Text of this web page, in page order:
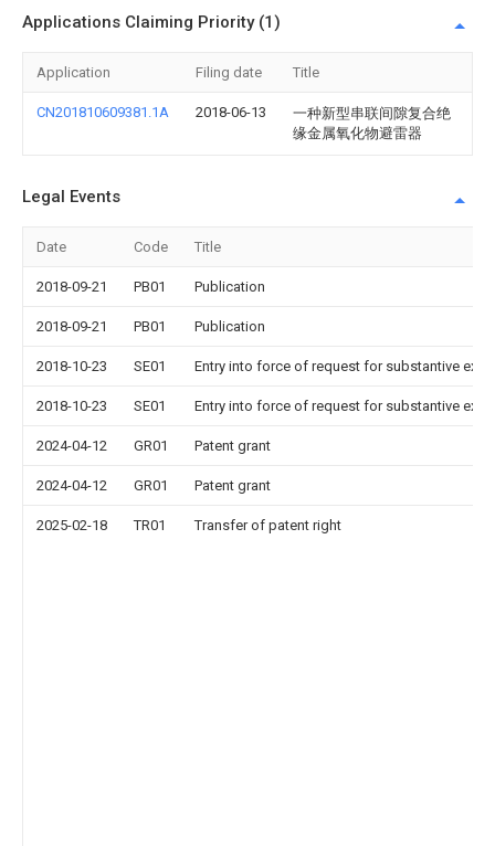
Applications Claiming Priority (1)
Application Filing date Title
CN201810609381.1A 2018-06-13
一种新型串联间隙复合绝
缘金属氧化物避雷器
Legal Events
Date Code Title
2018-09-21 PB01 Publication
2018-09-21 PB01 Publication
2018-10-23 SE01 Entry into force of request for substantive
2018-10-23 SE01 Entry into force of request for substantive
2024-04-12 GR01 Patent grant
2024-04-12 GR01 Patent grant
2025-02-18 TR01 Transfer of patent right